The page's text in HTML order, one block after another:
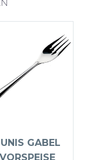
GABEL
VORSPEISE